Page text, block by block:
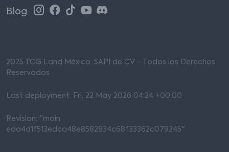
Blog
2025 TCG Land México, SAPI de CV - Todos los Derechos
Reservados
Last deployment: Fri, 22 May 2026 04:24 +00:00
Revision: "main
eda4d1f513edca48e8582834c68f33362c079245"